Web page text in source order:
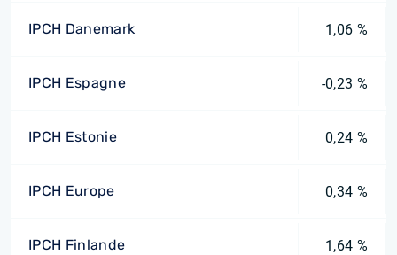
IPCH Danemark 1,06 %
IPCH Espagne -0,23 %
IPCH Estonie 0,24 %
IPCH Europe 0,34 %
IPCH Finlande 1,64 %